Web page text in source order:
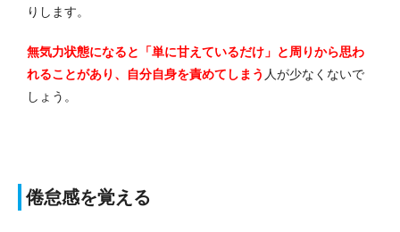
りします。
無気力状態になると「単に甘えているだけ」と周りから思わ
れることがあり、自分自身を責めてしまう 人が少なくないで
しょう。
倦怠感を覚える